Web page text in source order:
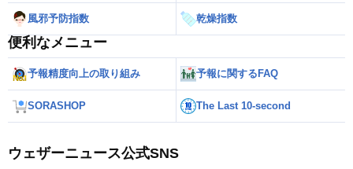
風邪予防指数 乾燥指数
便利なメニュー
予報精度向上の取り組み 予報に関するFAQ
SORASHOP The Last 10-second
ウェザーニュース公式SNS